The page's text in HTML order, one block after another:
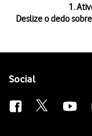
1.
Deslize o dedo
Primao ícone de
Follow
Social